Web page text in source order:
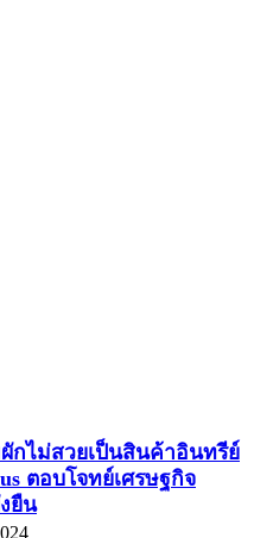
กไม่สวยเป็นสินค้าอินทรีย์
ตอบโจทย์เศรษฐกิจ
ยืน